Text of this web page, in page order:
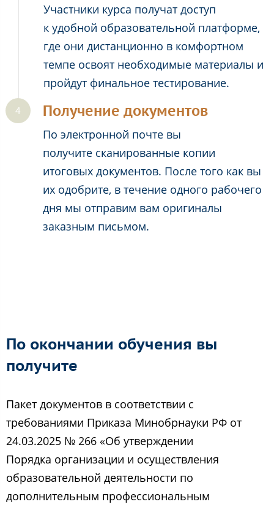
Участники курса получат доступ
к удобной образовательной платформе,
где они дистанционно в комфортном
темпе освоят необходимые материалы и
пройдут финальное тестирование.
Получение документов
По электронной почте вы
получите сканированные копии
итоговых документов. После того как вы
их одобрите, в течение одного рабочего
дня мы отправим вам оригиналы
заказным письмом.
По окончании обучения вы
получите
Пакет документов в соответствии с
требованиями Приказа Минобрнауки РФ от
24.03.2025 № 266 «Об утверждении
Порядка организации и осуществления
образовательной деятельности по
дополнительным профессиональным